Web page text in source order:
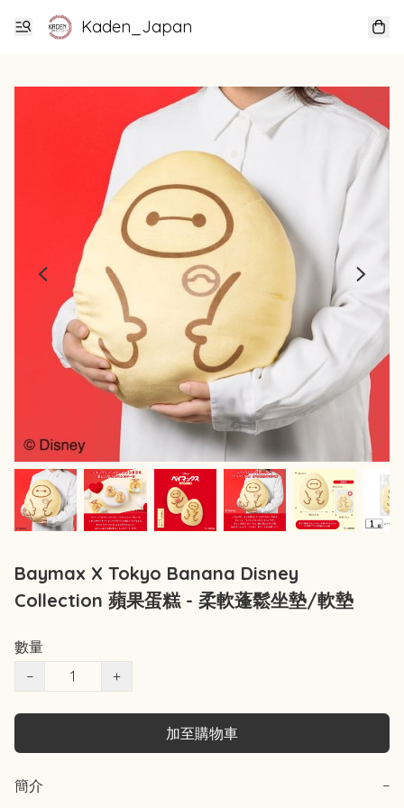
Kaden_Japan
Baymax X Tokyo Banana Disney
Collection 蘋果蛋糕 - 柔軟蓬鬆坐墊/軟墊
數量
−
+
加至購物車
簡介 −